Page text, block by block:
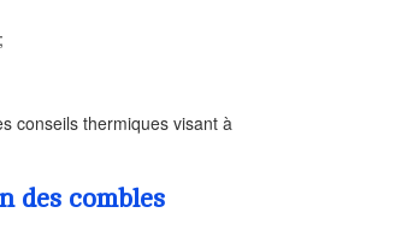
conseils thermiques visant à
des combles